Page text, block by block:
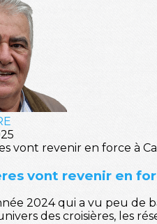
vont revenir en
2024 qui a vu peu de
des croisières, les